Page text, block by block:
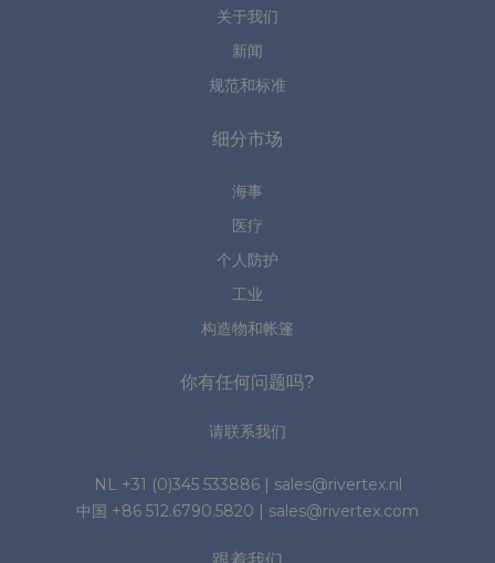
关于我们
新闻
规范和标准
细分市场
海事
医疗
个人防护
工业
构造物和帐篷
你有任何问题吗?
请联系我们
NL +31 (0)345 533886| sales@rivertex.nl
中国 +86 512.6790.5820 | sales@rivertex.com